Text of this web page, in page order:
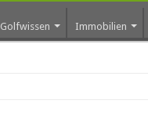
Golfwissen Immobilien